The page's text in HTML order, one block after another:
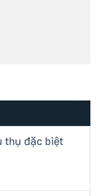
thụ đặc biệt